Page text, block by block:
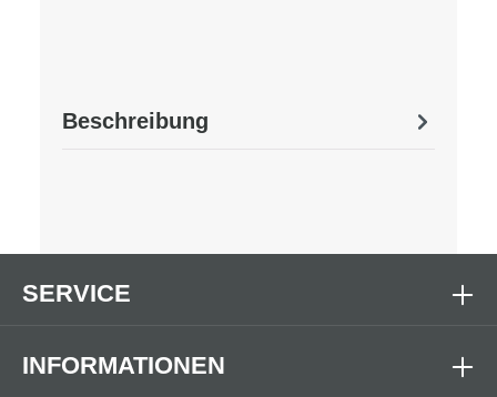
Beschreibung
SERVICE
INFORMATIONEN